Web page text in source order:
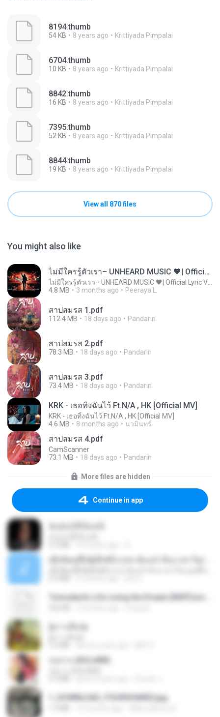
8194.thumb
54 KB 8 years ago Krittiyada Pimpalai
6704.thumb
10 KB 8 years ago Krittiyada Pimpalai
8842.thumb
16 KB 8 years ago Krittiyada Pimpalai
7395.thumb
52 KB 8 years ago Krittiyada Pimpalai
8844.thumb
19 KB 8 years ago Krittiyada Pimpalai
View all 870 files
You might also like
ไม่มีใครรู้ตัวเรา– UNHEARD MUSIC 🖤| Official Lyric Video | เพลงสู้ชีวิต
4.8 MB
3 months ago Peeraya L.
สาปสมรส 1.pdf
112.4 MB 18 days ago Pandarin
สาปสมรส 2.pdf
78.3 MB 18 days ago Pandarin
สาปสมรส 3.pdf
73.4 MB 18 days ago Pandarin
KRK - เธอทิ้งฉันไว้ Ft.N/A , HK [Official MV]
KRK - เธอทิ้งฉันไว้ Ft.N/A , HK [Official MV]
4.6 MB
8 months ago นวมินทร์
สาปสมรส 4.pdf
CamScanner
73.1 MB
18 days ago Pandarin
More files are hidden
Continue in app
กุหลาบ (KULARB)
1_DOWNLOAD_FOURSHARED.jpg